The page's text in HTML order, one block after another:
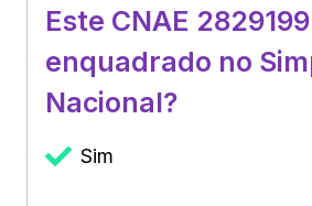
Este CNAE
enquadrado no
Nacional?
Sim